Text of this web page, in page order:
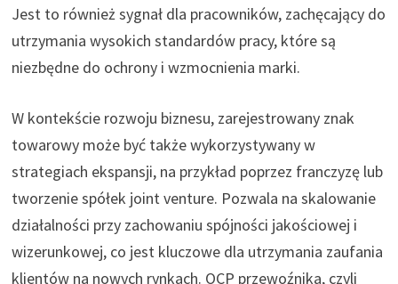
Jest to również sygnał dla pracowników, zachęcający do
utrzymania wysokich standardów pracy, które są
niezbędne do ochrony i wzmocnienia marki.
W kontekście rozwoju biznesu, zarejestrowany znak
towarowy może być także wykorzystywany w
strategiach ekspansji, na przykład poprzez franczyzę lub
tworzenie spółek joint venture. Pozwala na skalowanie
działalności przy zachowaniu spójności jakościowej i
wizerunkowej, co jest kluczowe dla utrzymania zaufania
klientów na nowych rynkach. OCP przewoźnika, czyli